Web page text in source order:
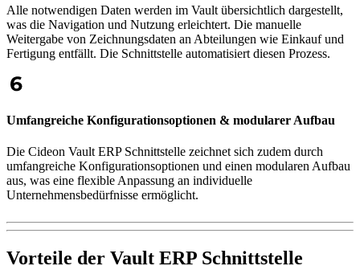
Alle notwendigen Daten werden im Vault übersichtlich dargestellt,
was die Navigation und Nutzung erleichtert. Die manuelle
Weitergabe von Zeichnungsdaten an Abteilungen wie Einkauf und
Fertigung entfällt. Die Schnittstelle automatisiert diesen Prozess.
Umfangreiche Konfigurationsoptionen & modularer Aufbau
Die Cideon Vault ERP Schnittstelle zeichnet sich zudem durch
umfangreiche Konfigurationsoptionen und einen modularen Aufbau
aus, was eine flexible Anpassung an individuelle
Unternehmensbedürfnisse ermöglicht.
Vorteile der Vault ERP Schnittstelle